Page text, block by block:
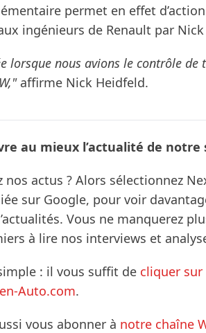
permet en effet
ingénieurs de Renault par
lorsque nous avions le contrôle
affirme Nick Heidfeld.
au mieux l’actualité de notre
nos actus ? Alors sélectionnez
sur Google, pour voir
Vous ne manquerez
à lire nos interviews et
: il vous suffit de cliquer sur
Auto.com.
vous abonner à notre chaîne